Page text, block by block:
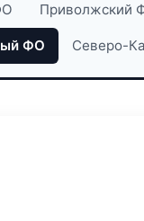
Приволжский
ФО Северо-